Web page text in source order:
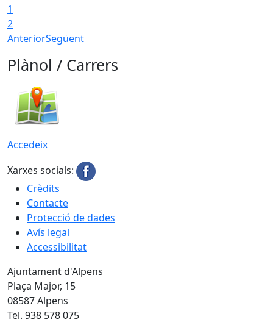
1
2
AnteriorSegüent
Plànol / Carrers
Accedeix
Xarxes socials:
Crèdits
Contacte
Protecció de dades
Avís legal
Accessibilitat
Ajuntament d'Alpens
Plaça Major, 15
08587 Alpens
Tel. 938 578 075